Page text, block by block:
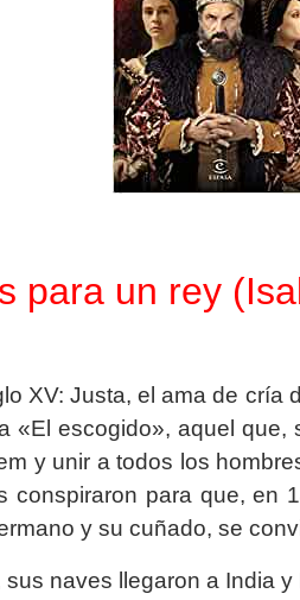
para un rey
XV: Justa, el ama de cría
«El escogido», aquel que,
y unir a todos los
conspiraron para que, en
y su cuñado, se
naves llegaron a India